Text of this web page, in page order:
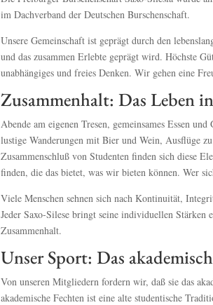
im Dachverband der Deutschen Burschenschaft.
Unsere Gemeinschaft ist geprägt durch den
und das zusammen Erlebte geprägt wird. Höchste
unabhängiges und freies Denken. Wir gehen eine
Zusammenhalt: Das Leben
Abende am eigenen Tresen, gemeinsames Essen
lustige Wanderungen mit Bier und Wein, Ausflüge
Zusammenschluß von Studenten finden sich diese
finden, die das bietet, was wir bieten können. Wer
Viele Menschen sehnen sich nach Kontinuität,
Jeder Saxo-Silese bringt seine individuellen
Zusammenhalt.
Unser Sport: Das
Von unseren Mitgliedern fordern wir, daß sie das
akademische Fechten ist eine alte studentische